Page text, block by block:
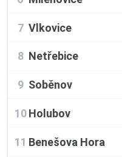
7 Vlkovice
8 Netřebice
9 Soběnov
10 Holubov
11 Benešova Hora